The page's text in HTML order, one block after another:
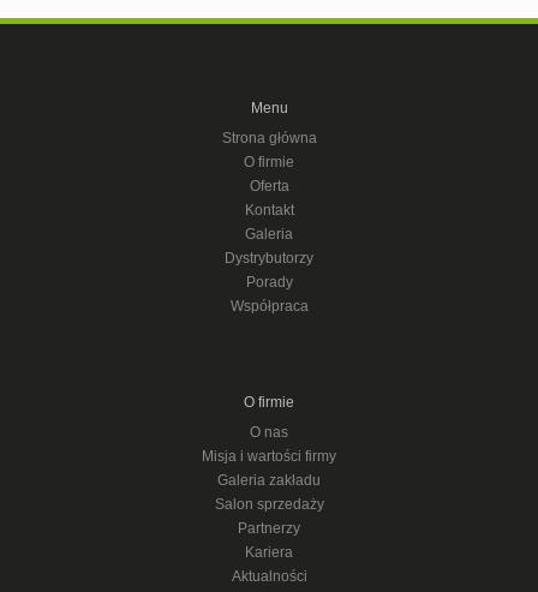
Menu
Strona główna
O firmie
Oferta
Kontakt
Galeria
Dystrybutorzy
Porady
Współpraca
O firmie
O nas
Misja i wartości firmy
Galeria zakładu
Salon sprzedaży
Partnerzy
Kariera
Aktualności